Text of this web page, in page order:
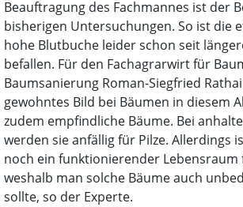
Beauftragung des Fachmannes ist der
bisherigen Untersuchungen. So ist die
hohe Blutbuche leider schon seit
befallen. Für den Fachagrarwirt für
Baumsanierung Roman-Siegfried
gewohntes Bild bei Bäumen in diesem
zudem empfindliche Bäume. Bei
werden sie anfällig für Pilze. Allerdings
noch ein funktionierender Lebensraum
weshalb man solche Bäume auch
sollte, so der Experte.